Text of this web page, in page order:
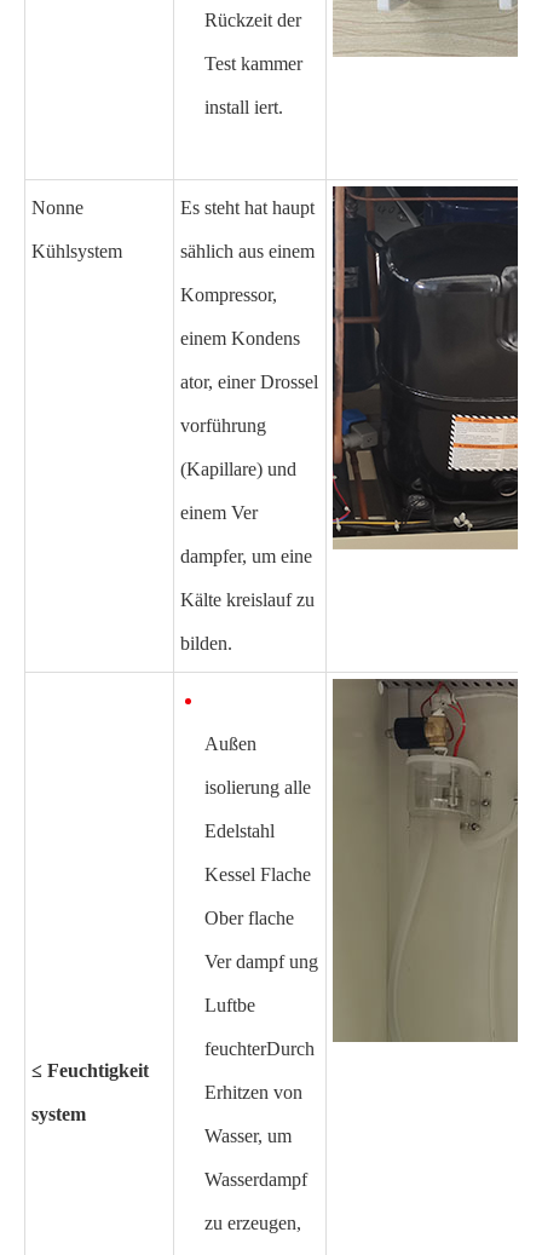
Rückzeit der
Test kammer
install iert.
Nonne
Kühlsystem
Es steht hat haupt
sählich aus einem
Kompressor,
einem Kondens
ator, einer Drossel
vorführung
(Kapillare) und
einem Ver
dampfer, um eine
Kälte kreislauf zu
bilden.
≤ Feuchtigkeit
system
Außen
isolierung alle
Edelstahl
Kessel Flache
Ober flache
Ver dampf ung
Luftbe
feuchterDurch
Erhitzen von
Wasser, um
Wasserdampf
zu erzeugen,